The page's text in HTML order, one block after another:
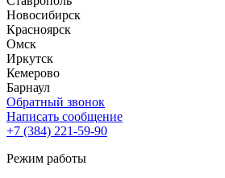
Новосибирск
Красноярск
Омск
Иркутск
Кемерово
Барнаул
Обратный звонок
Написать сообщение
+7 (384) 221-59-90
Режим работы